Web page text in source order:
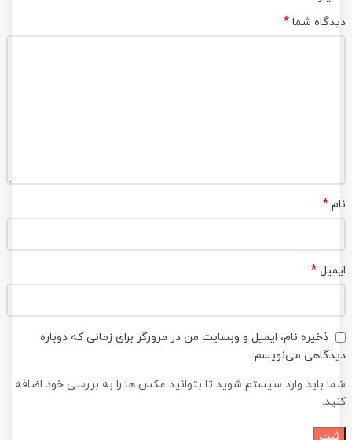
دیدگاه شما *
نام *
ایمیل *
ذخیره نام، ایمیل و وبسایت من در مرورگر برای زمانی که دوباره
دیدگاهی می‌نویسم.
شما باید وارد سیستم شوید تا بتوانید عکس ها را به بررسی خود اضافه
کنید.